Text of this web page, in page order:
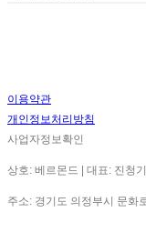
이용약관
개인정보처리방침
사업자정보확인
상호: 베르몬드 | 대표: 진청
주소: 경기도 의정부시 문화